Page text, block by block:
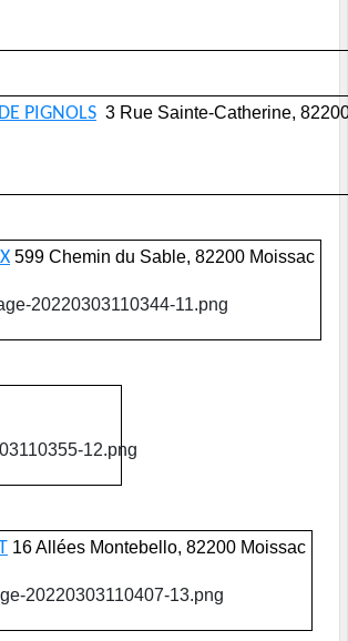
PIGNOLS 3 Rue Sainte-Catherine,
599 Chemin du Sable, 82200 Moissac
16 Allées Montebello, 82200 Moissac